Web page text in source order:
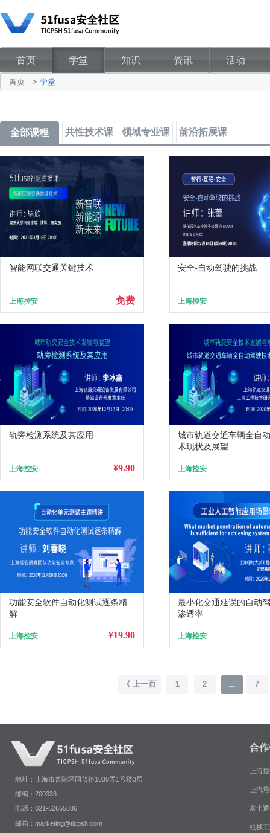
首页 学堂 知识 资讯 活动
首页 > 学堂
全部课程 共性技术课 领域专业课 前沿拓展课
智能网联交通关键技术
上海控安 免费
安全-自动驾驶的挑战
上海控安
轨旁检测系统及其应用
上海控安 ¥9.90
城市轨道交通车辆全自
术现状及展望
上海控安
功能安全软件自动化测试逐条精
解
上海控安 ¥19.90
最小化交通延误的自动
渗透率
上海控安
《 上一页 1 2 ... 7
地址：上海市普陀区同普路1030弄1号楼3层
邮编：200333
电话：021-62655886
邮箱：marketing@ticpsh.com
合
上海
上汽
富士
机械